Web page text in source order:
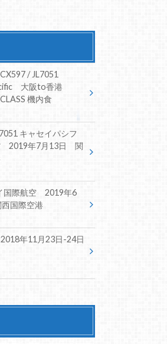
/ JL7051
大阪to香港
機内食
キャセイパシフ
2019年7月13日 関
国際航空 2019年6
国際空港
年11月23日-24日